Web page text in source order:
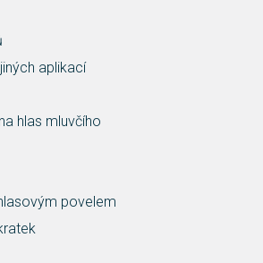
aplikací
hlas mluvčího
povelem